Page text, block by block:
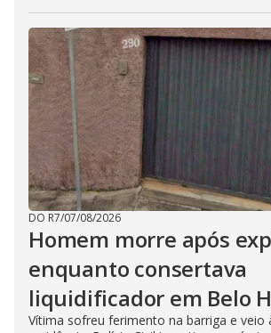
DO R7/07/08/2026
Homem morre após
enquanto consertava
liquidificador em Belo
Vítima sofreu ferimento na barriga e veio